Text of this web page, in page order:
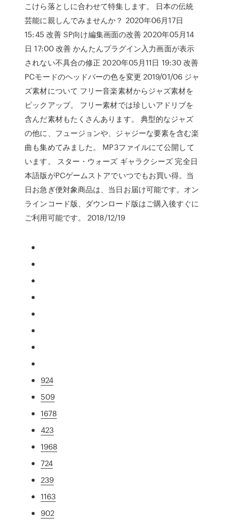
こけら落としに合わせて特集します。 日本の伝統
芸能に親しんでみませんか？ 2020年06月17日
15:45 改善 SP向け編集画面の改善 2020年05月14
日 17:00 改善 かんたんプラグイン入力画面が表示
されない不具合の修正 2020年05月11日 19:30 改善
PCモードのヘッドバーの色を変更 2019/01/06 ジャ
ズ素材について フリー音楽素材からジャズ素材を
ピックアップ。 フリー素材では珍しいアドリブを
含んだ素材もたくさんあります。 典型的なジャズ
の他に、フュージョンや、ジャジーな要素を含む楽
曲も集めてみました。 MP3ファイルにて公開して
います。 スター・ウォーズ ギャラクシーズ 完全日
本語版がPCゲームストアでいつでもお買い得。当
日お急ぎ便対象商品は、当日お届け可能です。オン
ラインコード版、ダウンロード版はご購入後すぐに
ご利用可能です。 2018/12/19
924
509
1678
423
1968
724
239
1163
902